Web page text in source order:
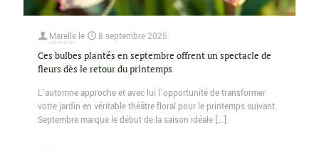
Marelle le 8 septembre 2025
Ces bulbes plantés en septembre offrent un spectacle de
fleurs dès le retour du printemps
L’automne approche et avec lui l’opportunité de transformer
votre jardin en véritable théâtre floral pour le printemps suivant.
Septembre marque le début de la saison idéale […]